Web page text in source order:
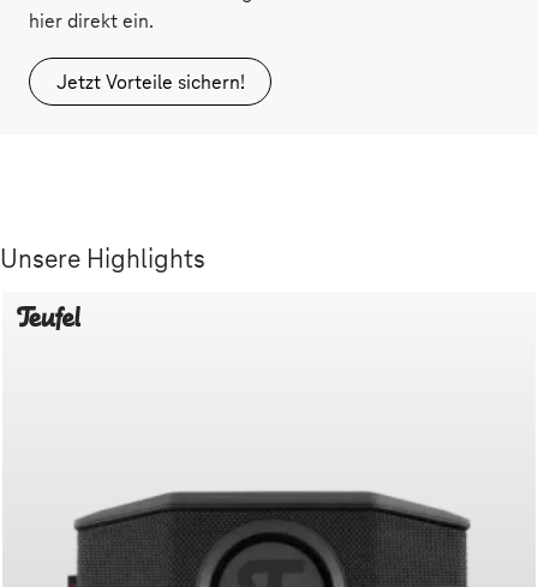
hier direkt ein.
Jetzt Vorteile sichern!
Unsere Highlights